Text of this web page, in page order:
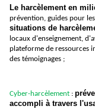
Le harcèlement en
prévention, guides pour
situations de
locaux d'enseignement,
plateforme de ressources
des témoignages ;
Cyber-harcèlement :
accompli à travers